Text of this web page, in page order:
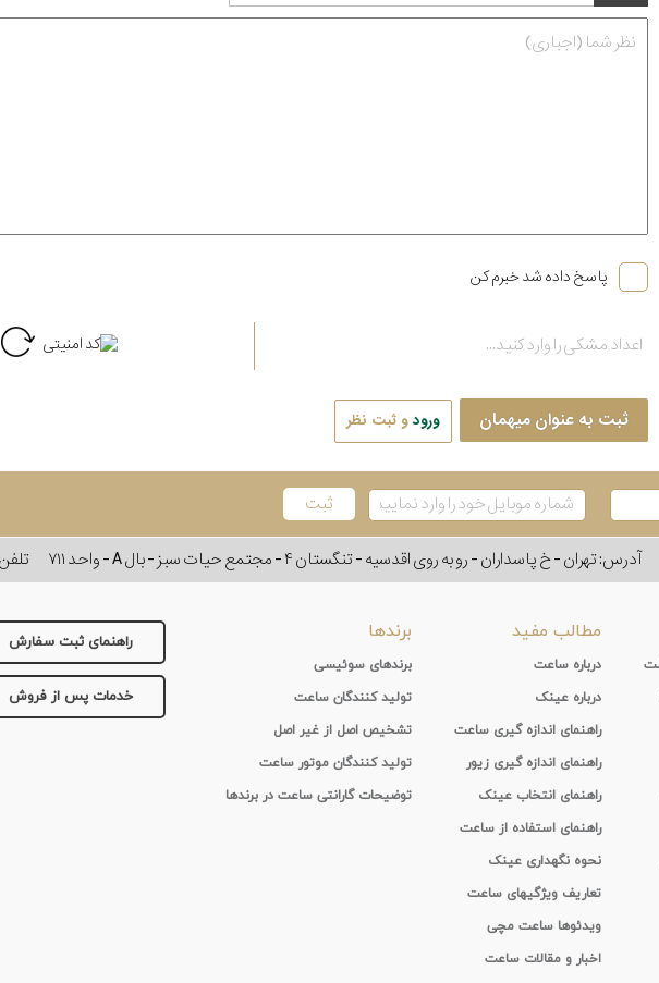
پاسخ داده شد خبرم کن
ثبت به عنوان میهمان ورودو ثبت نظر
آدرس: تهران - خ پاسداران - رو به روی اقدسیه - تنگستان ۴ - مجتمع حیات سبز - بال A - واحد ۷۱۱
راهنمای ثبت سفارش
خدمات پس از فروش
مطالب مفید
درباره ساعت
درباره عینک
راهنمای اندازه گیری ساعت
راهنمای اندازه گیری زیور
راهنمای انتخاب عینک
راهنمای استفاده از ساعت
نحوه نگهداری عینک
تعاریف ویژگیهای ساعت
ویدئوها ساعت مچی
اخبار و مقالات ساعت
برندها
برندهای سوئیسی
تولید کنندگان ساعت
تشخیص اصل از غیر اصل
تولید کنندگان موتور ساعت
توضیحات گارانتی ساعت در برندها